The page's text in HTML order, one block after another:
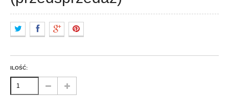
ILOŚĆ: